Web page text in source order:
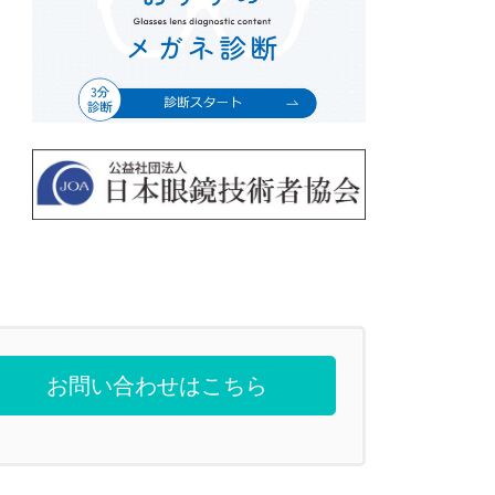
お問い合わせはこちら